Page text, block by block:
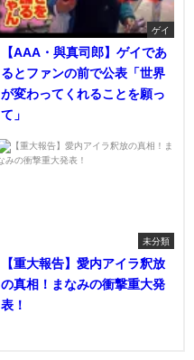
ゲイ
【AAA・與真司郎】ゲイであ
るとファンの前で公表「世界
が変わってくれることを願っ
て」
未分類
【重大報告】愛内アイラ釈放
の真相！まなみの衝撃重大発
表！